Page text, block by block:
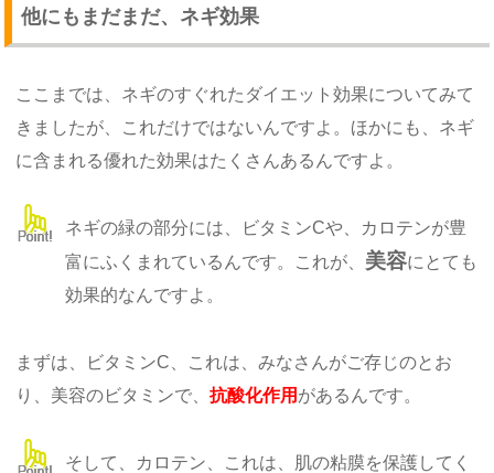
他にもまだまだ、ネギ効果
ここまでは、ネギのすぐれたダイエット効果についてみて
きましたが、これだけではないんですよ。ほかにも、ネギ
に含まれる優れた効果はたくさんあるんですよ。
ネギの緑の部分には、ビタミンCや、カロテンが豊
富にふくまれているんです。これが、 美容にとても
効果的なんですよ。
まずは、ビタミンC、これは、みなさんがご存じのとお
り、美容のビタミンで、抗酸化作用 があるんです。
そして、カロテン、これは、肌の粘膜を保護してく